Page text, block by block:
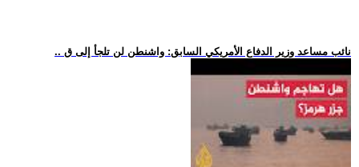
.. نائب مساعد وزير الدفاع الأمريكي السابق: واشنطن لن تلجأ إلى ق